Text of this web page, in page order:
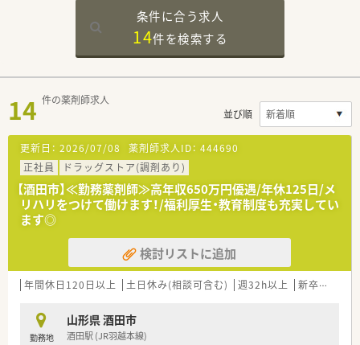
条件に合う求人
14件を検索する
14 件の薬剤師求人
並び順
更新日： 2026/07/08 薬剤師求人ID： 444690
正社員
ドラッグストア(調剤あり)
【酒田市】≪勤務薬剤師≫高年収650万円優遇/年休125日/メ
リハリをつけて働けます！/福利厚生・教育制度も充実してい
ます◎
検討リストに追加
年間休日120日以上 土日休み(相談可含む) 週32h以上 新卒可
勤務地
山形県 酒田市
酒田駅 (JR羽越本線)